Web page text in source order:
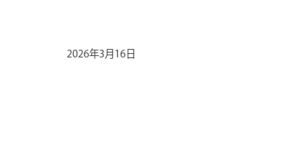
2026年3月16日